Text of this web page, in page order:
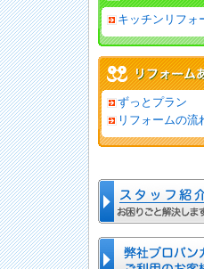
キッチンリフォ
ずっとプラン
リフォームの流